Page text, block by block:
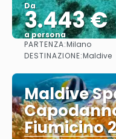
Da
3.443 €
a persona
PARTENZA:Milano
DESTINAZIONE:Maldive
Maldive
Fiumicino